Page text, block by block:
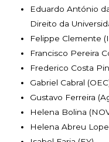
Eduardo António
Direito da
Felippe Clemente
Francisco Pereira
Frederico Costa
Gabriel Cabral
Gustavo Ferreira
Helena Bolina
Helena Abreu